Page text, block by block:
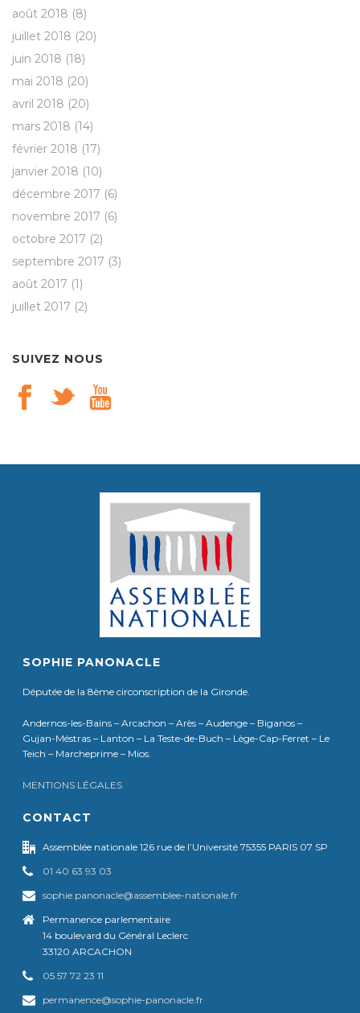
août 2018 (8)
juillet 2018 (20)
juin 2018 (18)
mai 2018 (20)
avril 2018 (20)
mars 2018 (14)
février 2018 (17)
janvier 2018 (10)
décembre 2017 (6)
novembre 2017 (6)
octobre 2017 (2)
septembre 2017 (3)
août 2017 (1)
juillet 2017 (2)
SUIVEZ NOUS
SOPHIE PANONACLE
Députée de la 8ème circonscription de la Gironde.
Andernos-les-Bains – Arcachon – Arès – Audenge – Biganos –
Gujan-Méstras – Lanton – La Teste-de-Buch – Lège-Cap-Ferret – Le
Teich – Marcheprime – Mios.
MENTIONS LÉGALES
CONTACT
Assemblée nationale 126 rue de l’Université 75355 PARIS 07 SP
01 40 63 93 03
sophie.panonacle@assemblee-nationale.fr
Permanence parlementaire
14 boulevard du Général Leclerc
33120 ARCACHON
05 57 72 23 11
permanence@sophie-panonacle.fr